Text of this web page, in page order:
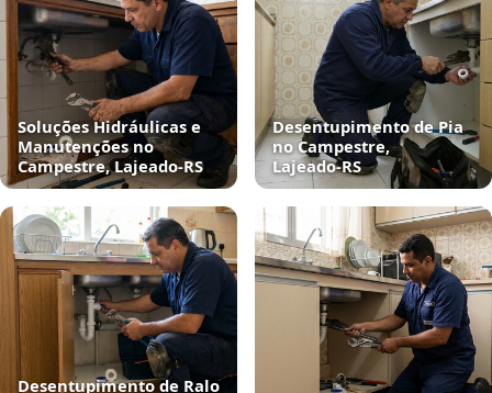
Soluções Hidráulicas e
Manutenções no
Campestre, Lajeado‑RS
Desentupimento de Pia
no Campestre,
Lajeado‑RS
Desentupimento de Ralo